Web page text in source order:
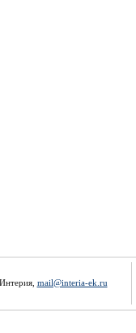
mail@interia-ek.ru